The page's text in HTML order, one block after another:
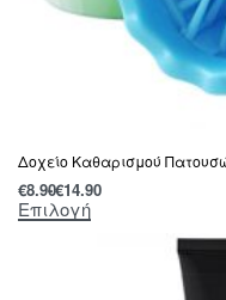
Δοχείο Καθαρισμού
€8.90€14.90
Επιλογή